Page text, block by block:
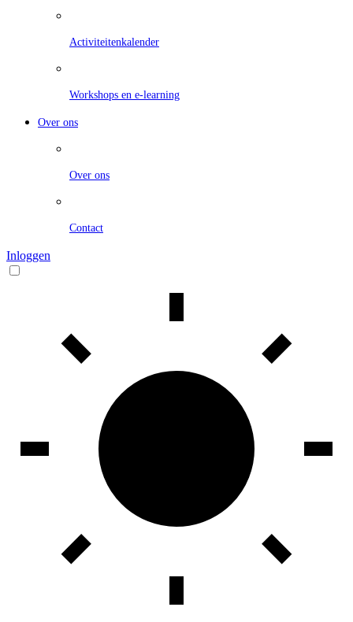
Activiteitenkalender
Workshops en e-learning
Over ons
Over ons
Contact
Inloggen